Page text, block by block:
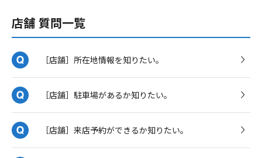
店舗 質問一覧
［店舗］所在地情報を知りたい。
［店舗］駐車場があるか知りたい。
［店舗］来店予約ができるか知りたい。